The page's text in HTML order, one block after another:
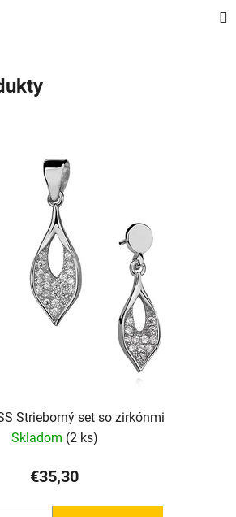
Strieborný set so zirkónmi
Skladom (2 ks)
€35,30